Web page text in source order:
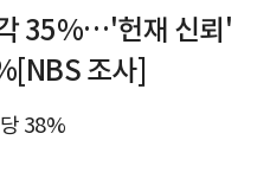
35%…'헌재 신뢰'
조사]
38%